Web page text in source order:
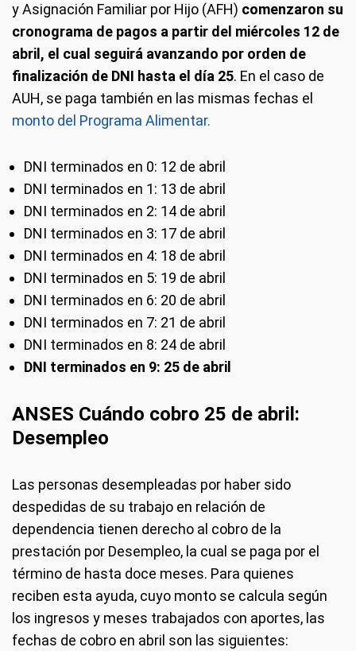
y Asignación Familiar por Hijo (AFH) comenzaron su
cronograma de pagos a partir del miércoles 12 de
abril, el cual seguirá avanzando por orden de
finalización de DNI hasta el día 25. En el caso de
AUH, se paga también en las mismas fechas el
monto del Programa Alimentar.
DNI terminados en 0: 12 de abril
DNI terminados en 1: 13 de abril
DNI terminados en 2: 14 de abril
DNI terminados en 3: 17 de abril
DNI terminados en 4: 18 de abril
DNI terminados en 5: 19 de abril
DNI terminados en 6: 20 de abril
DNI terminados en 7: 21 de abril
DNI terminados en 8: 24 de abril
DNI terminados en 9: 25 de abril
ANSES Cuándo cobro 25 de abril:
Desempleo
Las personas desempleadas por haber sido
despedidas de su trabajo en relación de
dependencia tienen derecho al cobro de la
prestación por Desempleo, la cual se paga por el
término de hasta doce meses. Para quienes
reciben esta ayuda, cuyo monto se calcula según
los ingresos y meses trabajados con aportes, las
fechas de cobro en abril son las siguientes: